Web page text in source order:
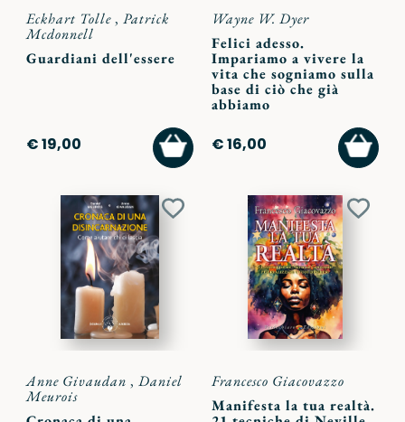
Eckhart Tolle, Patrick
Mcdonnell
Guardiani dell'essere
€ 19,00
AGGIUNGI
AL
CARRELLO
Wayne W. Dyer
Felici adesso.
Impariamo a vivere la
vita che sogniamo sulla
base di ciò che già
abbiamo
€ 16,00
AL
Aggiungi
Anne Givaudan , Daniel
Meurois
Francesco Giacovazzo
Manifesta la tua realtà.